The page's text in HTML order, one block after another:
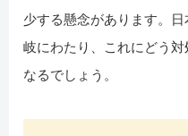
少する懸念があります。
岐にわたり、これにどう
なるでしょう。